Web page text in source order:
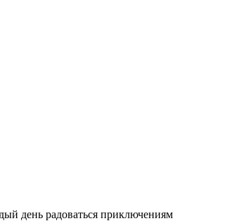
день радоваться приключениям